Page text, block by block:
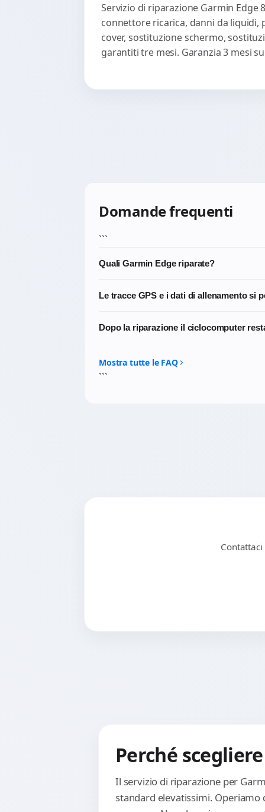
Servizio di riparazione Garmin Edge
connettore ricarica, danni da
cover, sostituzione schermo,
garantiti tre mesi. Garanzia 3 mesi
Domande frequenti
```
Quali Garmin Edge riparate?
fattibilità dipende dalla disponibilità del
Le tracce GPS e i dati di allenamento si
batteria o connettori. Tuttavia ti
Dopo la riparazione il ciclocomputer
un'unica applicazione in fabbrica. Ti
Mostra tutte le FAQ
```
Perché
Il servizio di riparazione per
standard elevatissimi.